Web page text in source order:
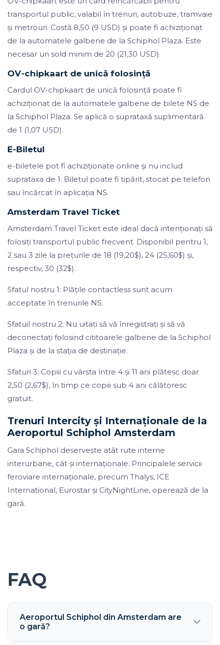
transportul public, valabil în trenuri, autobuze, tramvaie
și metrouri. Costă 8,50 (9 USD) și poate fi achiziționat
de la automatele galbene de la Schiphol Plaza. Este
necesar un sold minim de 20 (21,30 USD).
OV-chipkaart de unică folosință
Cardul OV-chipkaart de unică folosință poate fi
achiziționat de la automatele galbene de bilete NS de
la Schiphol Plaza. Se aplică o suprataxă suplimentară
de 1 (1,07 USD).
E-Biletul
e-biletele pot fi achiziționate online și nu includ
suprataxa de 1. Biletul poate fi tipărit, stocat pe telefon
sau încărcat în aplicația NS.
Amsterdam Travel Ticket
Amsterdam Travel Ticket este ideal dacă intenționați să
folosiți transportul public frecvent. Disponibil pentru 1,
2 sau 3 zile la prețurile de 18 (19,20$), 24 (25,60$) și,
respectiv, 30 (32$).
Sfatul nostru 1: Plățile contactless sunt acum
acceptate în trenurile NS.
Sfatuil nostru 2: Nu uitați să vă înregistrați și să vă
deconectați folosind cititoarele galbene de la Schiphol
Plaza și de la stația de destinație.
Sfaturi 3: Copiii cu vârsta între 4 și 11 ani plătesc doar
2,50 (2,67$), în timp ce copiii sub 4 ani călătoresc
gratuit.
Trenuri Intercity și Internaționale de la
Aeroportul Schiphol Amsterdam
Gara Schiphol deservește atât rute interne
interurbane, cât și internaționale. Principalele servicii
feroviare internaționale, precum Thalys, ICE
International, Eurostar și CityNightLine, operează de la
gară.
FAQ
Aeroportul Schiphol din Amsterdam are
o gară?